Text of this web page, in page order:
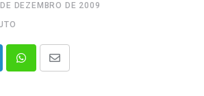
DEZEMBRO DE 2009
WhatsappShare